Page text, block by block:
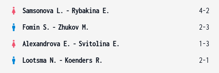
Samsonova L. - Rybakina E.
4-2
Fomin S. - Zhukov M.
2-3
Alexandrova E. - Svitolina E.
1-3
Lootsma N. - Koenders R. 2-1